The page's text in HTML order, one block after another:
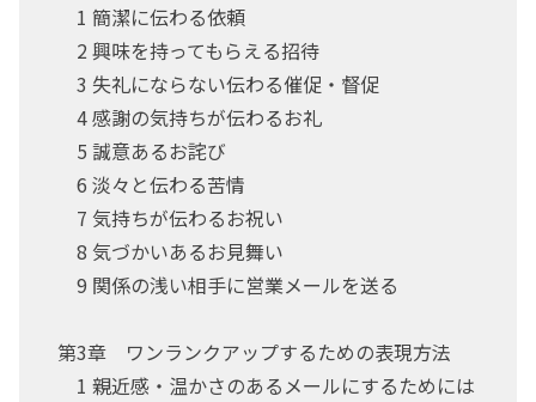
1 簡潔に伝わる依頼
2 興味を持ってもらえる招待
3 失礼にならない伝わる催促・督促
4 感謝の気持ちが伝わるお礼
5 誠意あるお詫び
6 淡々と伝わる苦情
7 気持ちが伝わるお祝い
8 気づかいあるお見舞い
9 関係の浅い相手に営業メールを送る
第3章 ワンランクアップするための表現方法
1 親近感・温かさのあるメールにするためには